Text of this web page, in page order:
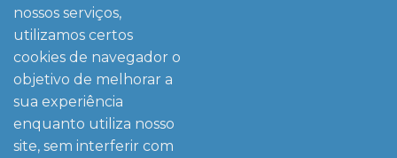
nossos serviços,
utilizamos certos
cookies de navegador o
objetivo de melhorar a
sua experiência
enquanto utiliza nosso
site, sem interferir com